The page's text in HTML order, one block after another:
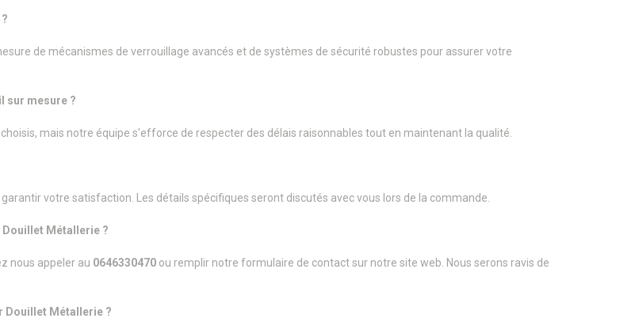
de mécanismes de verrouillage avancés et de systèmes de sécurité robustes pour assurer votre
sur mesure ?
mais notre équipe s'efforce de respecter des délais raisonnables tout en maintenant la qualité.
votre satisfaction. Les détails spécifiques seront discutés avec vous lors de la commande.
Douillet Métallerie ?
nous appeler au 0646330470 ou remplir notre formulaire de contact sur notre site web. Nous serons ravis de
Douillet Métallerie ?